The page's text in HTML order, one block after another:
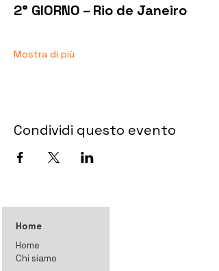
2° GIORNO – Rio de Janeiro
Mostra di più
Condividi questo evento
Home
Home
Chi siamo